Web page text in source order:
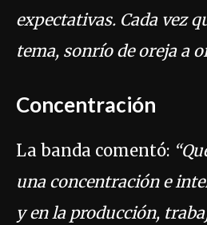
expectativas. Cada vez
tema, sonrío de oreja a
Concentración
La banda comentó:
una concentración e
y en la producción,